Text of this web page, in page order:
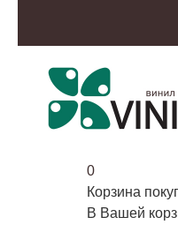
0
Корзина
В Вашей